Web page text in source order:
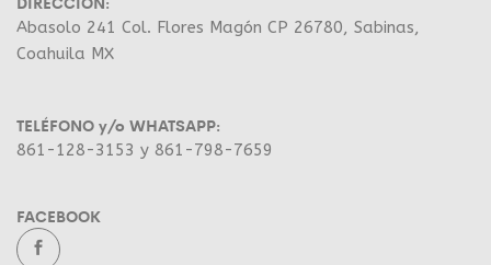
Abasolo 241 Col. Flores Magón CP 26780, Sabinas,
Coahuila MX
TELÉFONO y/o WHATSAPP:
861-128-3153 y 861-798-7659
FACEBOOK